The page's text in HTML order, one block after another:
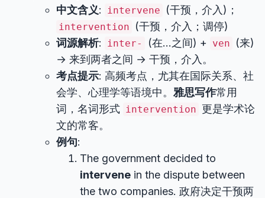
中文含义: intervene (干预，介入)；
intervention
(干预，介入；调停)
词源解析: inter- (在…之间) + ven
(来)
→ 来到两者之间 → 干预，介入。
考点提示: 高频考点，尤其在国际关系、社
会学、心理学等语境中。 雅思写作常用
词，名词形式 intervention 更是学术论
文的常客。
例句:
The government decided to
intervene in the dispute between
the two companies. 政府决定干预两